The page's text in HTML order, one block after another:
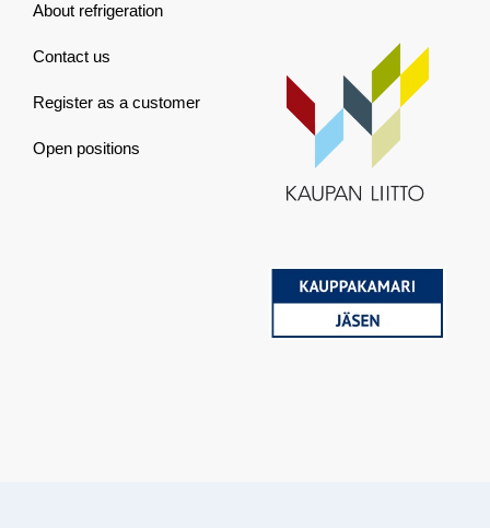
About refrigeration
Contact us
Register as a customer
Open positions